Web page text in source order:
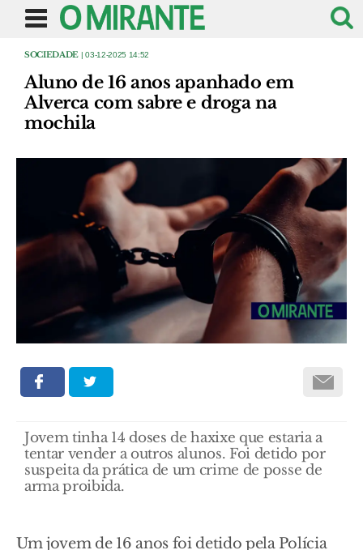
SOCIEDADE | 03-12-2025 14:52
Aluno de 16 anos apanhado em
Alverca com sabre e droga na
mochila
Jovem tinha 14 doses de haxixe que estaria a
tentar vender a outros alunos. Foi detido por
suspeita da prática de um crime de posse de
arma proibida.
Um jovem de 16 anos foi detido pela Polícia